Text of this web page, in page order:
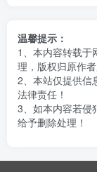
温馨提示：
1、本内容转载于
理，版权归原作者
2、本站仅提供信
法律责任！
3、如本内容若侵
给予删除处理！